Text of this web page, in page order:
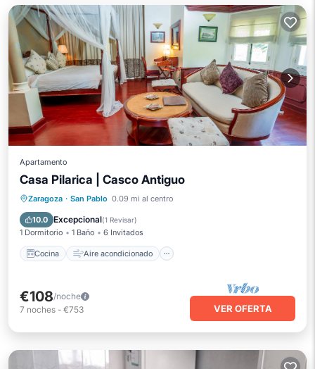
Apartamento
Casa Pilarica | Casco Antiguo
Zaragoza · San Pablo 0.09 mi al centro
10.0 Excepcional(1 Revisar)
1 Dormitorio 1 Baño 6 Invitados
Cocina Aire acondicionado
Cocina Aire acondicionado
Apto para niños
€108/noche
7 noches - €753 VER OFERTA